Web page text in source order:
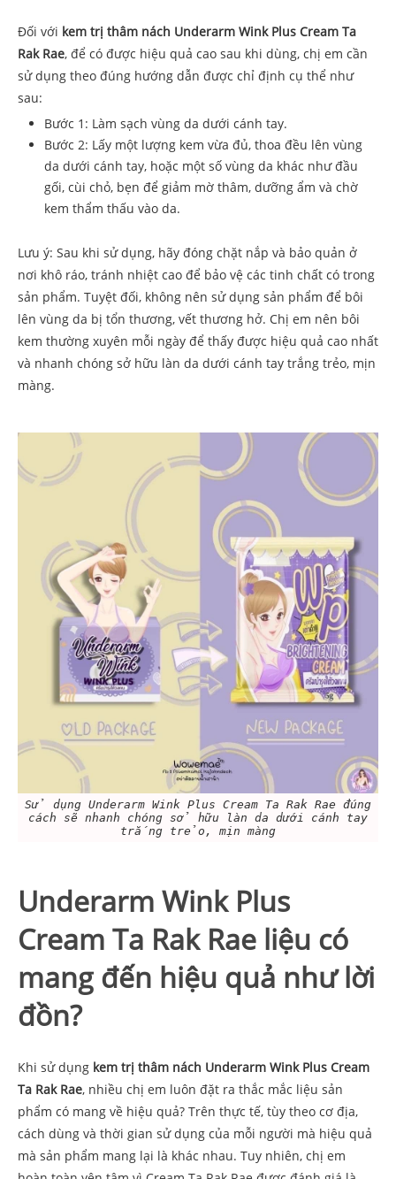
Đối với kem trị thâm nách Underarm Wink Plus Cream Ta
Rak Rae, để có được hiệu quả cao sau khi dùng, chị em cần
sử dụng theo đúng hướng dẫn được chỉ định cụ thể như
sau:
Bước 1: Làm sạch vùng da dưới cánh tay.
Bước 2: Lấy một lượng kem vừa đủ, thoa đều lên vùng
da dưới cánh tay, hoặc một số vùng da khác như đầu
gối, cùi chỏ, bẹn để giảm mờ thâm, dưỡng ẩm và chờ
kem thẩm thấu vào da.
Lưu ý: Sau khi sử dụng, hãy đóng chặt nắp và bảo quản ở
nơi khô ráo, tránh nhiệt cao để bảo vệ các tinh chất có trong
sản phẩm. Tuyệt đối, không nên sử dụng sản phẩm để bôi
lên vùng da bị tổn thương, vết thương hở. Chị em nên bôi
kem thường xuyên mỗi ngày để thấy được hiệu quả cao nhất
và nhanh chóng sở hữu làn da dưới cánh tay trắng trẻo, mịn
màng.
Sử dụng Underarm Wink Plus Cream Ta Rak Rae đúng
cách sẽ nhanh chóng sở hữu làn da dưới cánh tay
trắng trẻo, mịn màng
Underarm Wink Plus
Cream Ta Rak Rae liệu có
mang đến hiệu quả như lời
đồn?
Khi sử dụng kem trị thâm nách Underarm Wink Plus Cream
Ta Rak Rae, nhiều chị em luôn đặt ra thắc mắc liệu sản
phẩm có mang về hiệu quả? Trên thực tế, tùy theo cơ địa,
cách dùng và thời gian sử dụng của mỗi người mà hiệu quả
mà sản phẩm mang lại là khác nhau. Tuy nhiên, chị em